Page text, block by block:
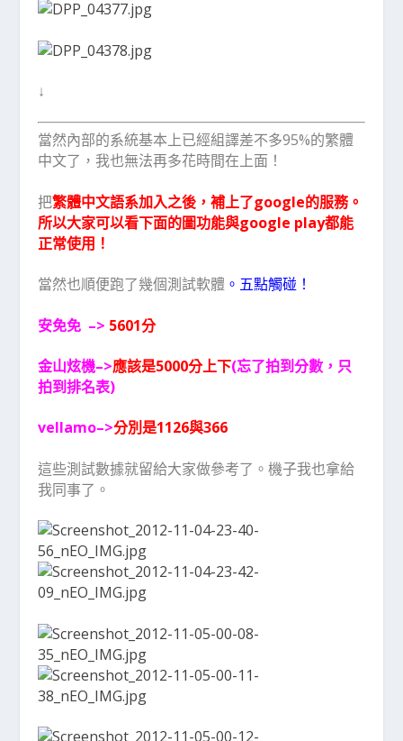
↓
當然內部的系統基本上已經組譯差不多95%的繁體
中文了，我也無法再多花時間在上面！
把繁體中文語系加入之後，補上了google的服務。
所以大家可以看下面的圖功能與google play都能
正常使用！
當然也順便跑了幾個測試軟體 。五點觸碰！
安免免 –> 5601分
金山炫機–>應該是5000分上下(忘了拍到分數，只
拍到排名表)
vellamo–>分別是1126與366
這些測試數據就留給大家做參考了。機子我也拿給
我同事了。